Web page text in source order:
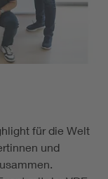
für die Welt
und